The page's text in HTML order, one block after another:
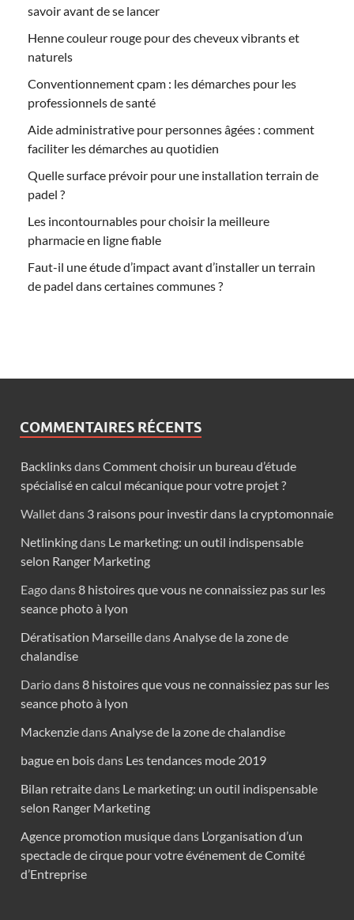
savoir avant de se lancer
Henne couleur rouge pour des cheveux vibrants et
naturels
Conventionnement cpam : les démarches pour les
professionnels de santé
Aide administrative pour personnes âgées : comment
faciliter les démarches au quotidien
Quelle surface prévoir pour une installation terrain de
padel ?
Les incontournables pour choisir la meilleure
pharmacie en ligne fiable
Faut-il une étude d’impact avant d’installer un terrain
de padel dans certaines communes ?
COMMENTAIRES RÉCENTS
BacklinksdansComment choisir un bureau d’étude
spécialisé en calcul mécanique pour votre projet ?
Walletdans 3 raisons pour investir dans la cryptomonnaie
Netlinkingdans Le marketing: un outil indispensable
selon Ranger Marketing
Eagodans8 histoires que vous ne connaissiez pas sur les
seance photo à lyon
Dératisation Marseilledans Analyse de la zone de
chalandise
Dariodans8 histoires que vous ne connaissiez pas sur les
seance photo à lyon
Mackenziedans Analyse de la zone de chalandise
bague en boisdans Les tendances mode 2019
Bilan retraitedans Le marketing: un outil indispensable
selon Ranger Marketing
Agence promotion musiquedans L’organisation d’un
spectacle de cirque pour votre événement de Comité
d’Entreprise